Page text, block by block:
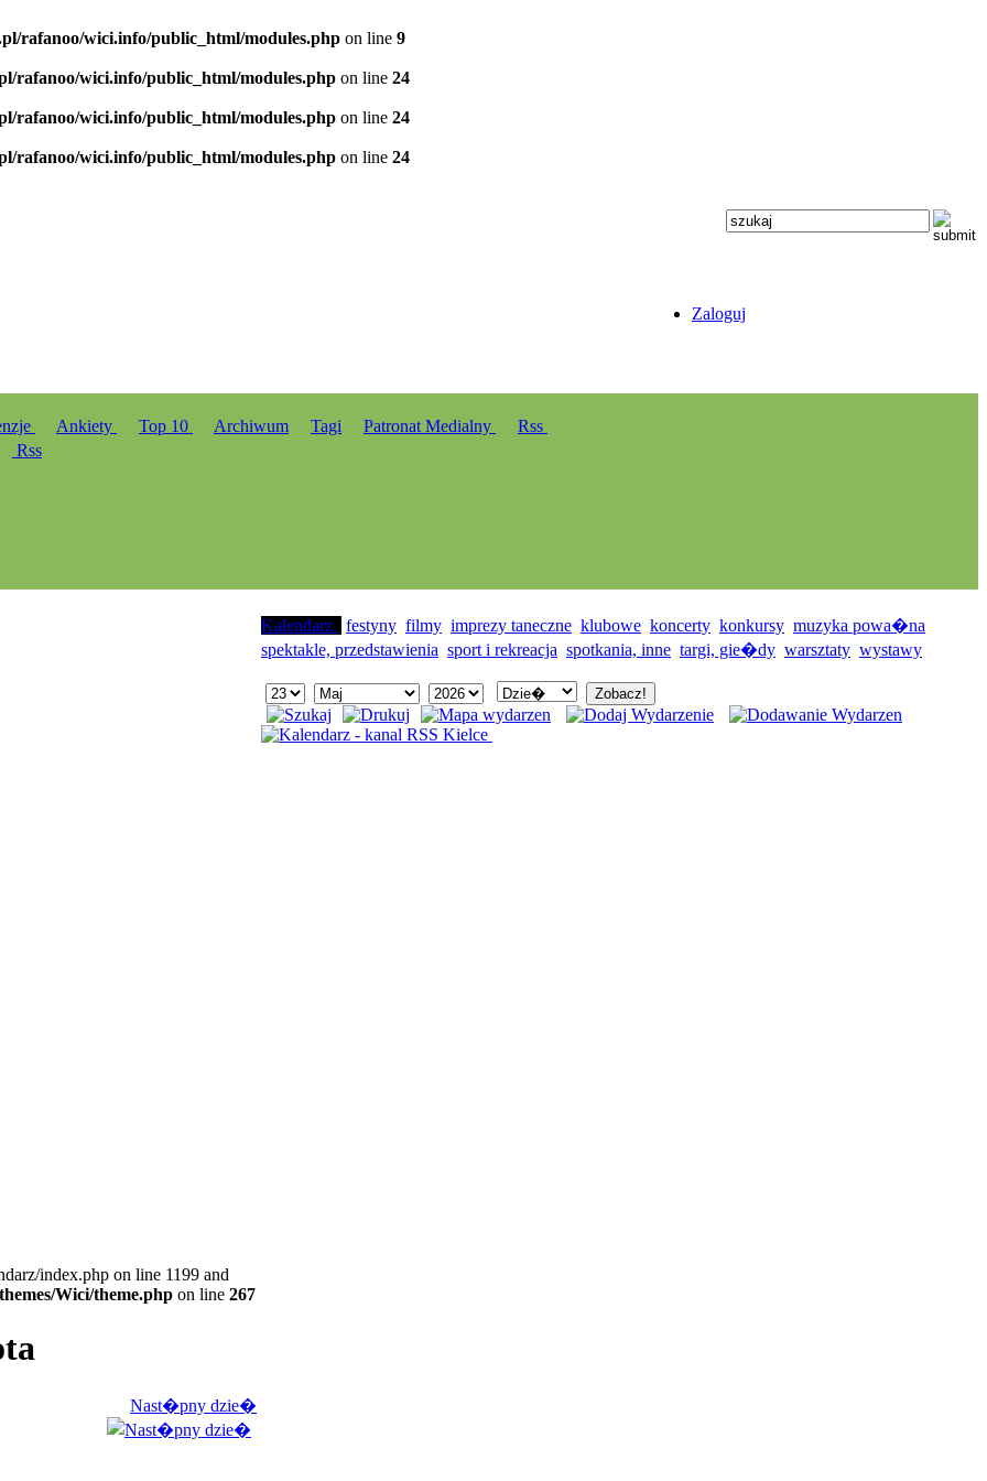
rafanoo/wici.info/public_html/modules.php on line 9
rafanoo/wici.info/public_html/modules.php on line 24
rafanoo/wici.info/public_html/modules.php on line 24
rafanoo/wici.info/public_html/modules.php on line 24
Zaloguj
Ankiety Top 10 Archiwum Tagi Patronat Medialny
Rss
Rss
index.php on line 1199 and
Wici/theme.php on line 267
Nast�pny dzie�
Kalendarz festyny filmy imprezy taneczne klubowe koncerty konkursy muzyka powa�na
spektakle, przedstawienia sport i rekreacja spotkania, inne targi, gie�dy warsztaty wystawy